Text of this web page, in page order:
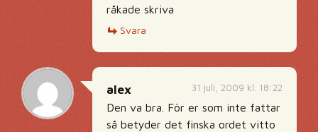
råkade skriva
Svara
31 juli, 2009 kl. 18:22
alex
Den va bra. För er som inte fattar
så betyder det finska ordet vitto